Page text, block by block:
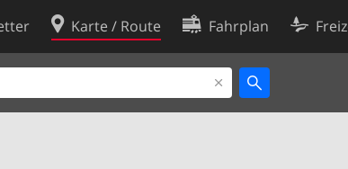
Karte / Route Fahrplan
Cookie-Richtlinie
Cookie-Einstellungen